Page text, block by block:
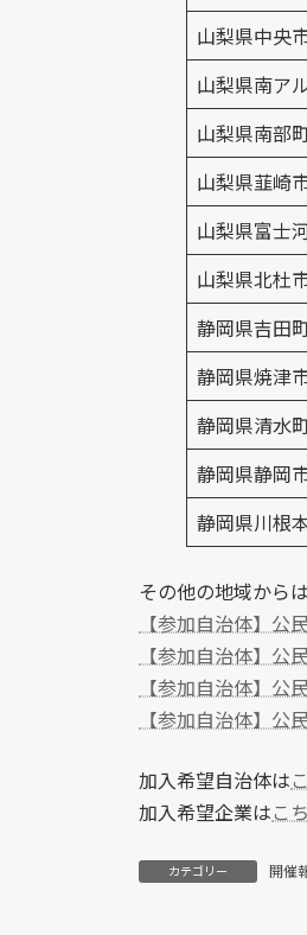
山梨県中央
山梨県南ア
山梨県南部
山梨県韮崎
山梨県富士
山梨県北杜
静岡県吉田
静岡県焼津
静岡県清水
静岡県静岡
静岡県川根
その他の地域から
【参加自治体】公
【参加自治体】公
【参加自治体】公
【参加自治体】公
加入希望自治体は
加入希望企業は こ
カテゴリー 開催